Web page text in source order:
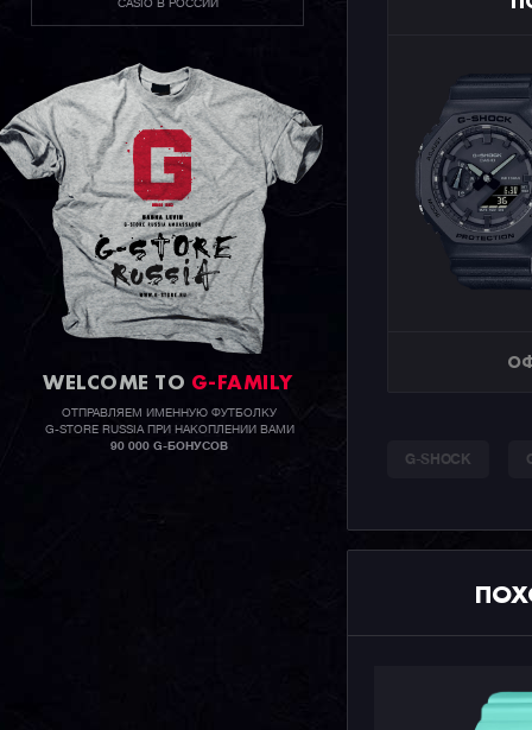
CASIO В РОССИИ
WELCOME TO G-FAMILY
ОТПРАВЛЯЕМ ИМЕННУЮ ФУТБОЛКУ
G-STORE RUSSIA ПРИ НАКОПЛЕНИИ ВАМИ
90 000 G-БОНУСОВ
G-SHOCK